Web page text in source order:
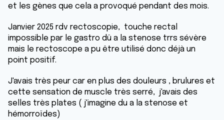
et les gènes que cela a provoqué pendant des mois.
Janvier 2025 rdv rectoscopie, touche rectal
impossible par le gastro dû a la stenose trrs sévère
mais le rectoscope a pu être utilisé donc déjà un
point positif.
J'avais très peur car en plus des douleurs , brulures et
cette sensation de muscle très serré, j'avais des
selles très plates ( j'imagine du a la stenose et
hémorroïdes)